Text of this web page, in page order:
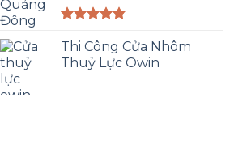
hạng4.83
5 sao
Thi Công Cửa Nhôm
Thuỷ Lực Owin